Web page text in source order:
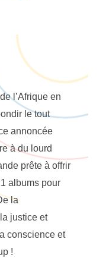
l’Afrique en
le tout
annoncée
à du lourd
prête à offrir
albums pour
la
justice et
conscience et
!